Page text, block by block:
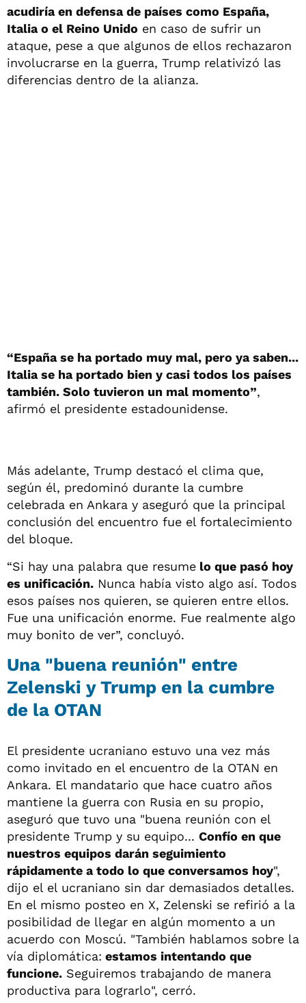
acudiría en defensa de países como España,
Italia o el Reino Unido en caso de sufrir un
ataque, pese a que algunos de ellos rechazaron
involucrarse en la guerra, Trump relativizó las
diferencias dentro de la alianza.
“España se ha portado muy mal, pero ya saben...
Italia se ha portado bien y casi todos los países
también. Solo tuvieron un mal momento”,
afirmó el presidente estadounidense.
Más adelante, Trump destacó el clima que,
según él, predominó durante la cumbre
celebrada en Ankara y aseguró que la principal
conclusión del encuentro fue el fortalecimiento
del bloque.
“Si hay una palabra que resume lo que pasó hoy
es unificación. Nunca había visto algo así. Todos
esos países nos quieren, se quieren entre ellos.
Fue una unificación enorme. Fue realmente algo
muy bonito de ver”, concluyó.
Una "buena reunión" entre
Zelenski y Trump en la cumbre
de la OTAN
El presidente ucraniano estuvo una vez más
como invitado en el encuentro de la OTAN en
Ankara. El mandatario que hace cuatro años
mantiene la guerra con Rusia en su propio,
aseguró que tuvo una "buena reunión con el
presidente Trump y su equipo... Confío en que
nuestros equipos darán seguimiento
rápidamente a todo lo que conversamos hoy",
dijo el el ucraniano sin dar demasiados detalles.
En el mismo posteo en X, Zelenski se refirió a la
posibilidad de llegar en algún momento a un
acuerdo con Moscú. "También hablamos sobre la
vía diplomática: estamos intentando que
funcione. Seguiremos trabajando de manera
productiva para lograrlo", cerró.